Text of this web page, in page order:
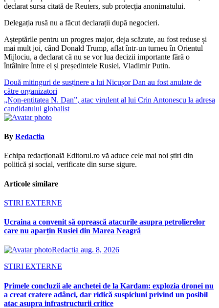
declarat sursa citată de Reuters, sub protecția anonimatului.
Delegația rusă nu a făcut declarații după negocieri.
Așteptările pentru un progres major, deja scăzute, au fost reduse și
mai mult joi, când Donald Trump, aflat într-un turneu în Orientul
Mijlociu, a declarat că nu se vor lua decizii importante fără o
întâlnire între el și președintele Rusiei, Vladimir Putin.
Navigare
în
articole
Două mitinguri de susținere a lui Nicușor Dan au fost anulate de
către organizatori
„Non-entitatea N. Dan”, atac virulent al lui Crin Antonescu la adresa
candidatului globalist
By Redactia
Echipa redacțională Editorul.ro vă aduce cele mai noi știri din
politică și social, verificate din surse sigure.
Articole similare
STIRI EXTERNE
Ucraina a convenit să oprească atacurile asupra petrolierelor
care nu aparțin Rusiei din Marea Neagră
Redactia aug. 8, 2026
STIRI EXTERNE
Primele concluzii ale anchetei de la Kardam: explozia dronei nu
a creat cratere adânci, dar ridică suspiciuni privind un posibil
atac asupra infrastructurii critice